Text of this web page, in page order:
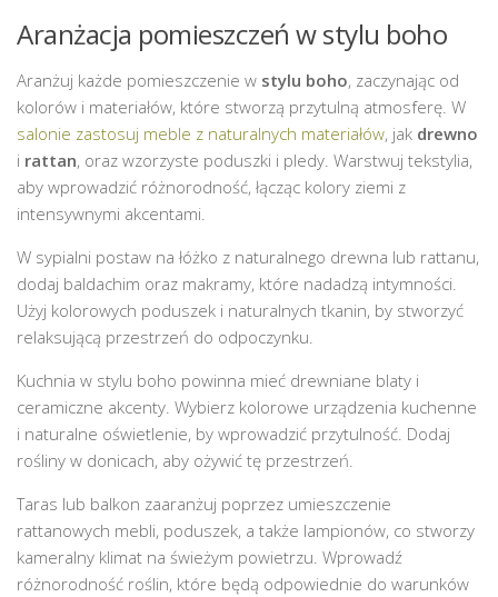
Aranżacja pomieszczeń w stylu boho
Aranżuj każde pomieszczenie w stylu boho, zaczynając od
kolorów i materiałów, które stworzą przytulną atmosferę. W
salonie zastosuj meble z naturalnych materiałów, jak drewno
i rattan, oraz wzorzyste poduszki i pledy. Warstwuj tekstylia,
aby wprowadzić różnorodność, łącząc kolory ziemi z
intensywnymi akcentami.
W sypialni postaw na łóżko z naturalnego drewna lub rattanu,
dodaj baldachim oraz makramy, które nadadzą intymności.
Użyj kolorowych poduszek i naturalnych tkanin, by stworzyć
relaksującą przestrzeń do odpoczynku.
Kuchnia w stylu boho powinna mieć drewniane blaty i
ceramiczne akcenty. Wybierz kolorowe urządzenia kuchenne
i naturalne oświetlenie, by wprowadzić przytulność. Dodaj
rośliny w donicach, aby ożywić tę przestrzeń.
Taras lub balkon zaaranżuj poprzez umieszczenie
rattanowych mebli, poduszek, a także lampionów, co stworzy
kameralny klimat na świeżym powietrzu. Wprowadź
różnorodność roślin, które będą odpowiednie do warunków